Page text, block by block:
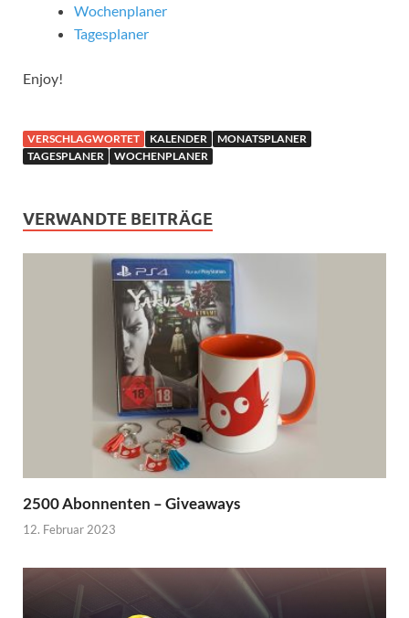
Wochenplaner
Tagesplaner
Enjoy!
VERSCHLAGWORTET KALENDER
MONATSPLANER
TAGESPLANER
WOCHENPLANER
VERWANDTE BEITRÄGE
2500 Abonnenten – Giveaways
12. Februar 2023